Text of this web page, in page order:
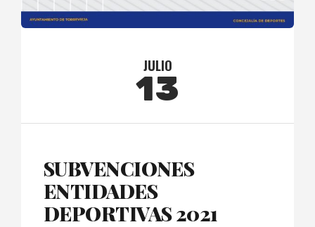
JULIO
13
SUBVENCIONES
ENTIDADES
DEPORTIVAS 2021